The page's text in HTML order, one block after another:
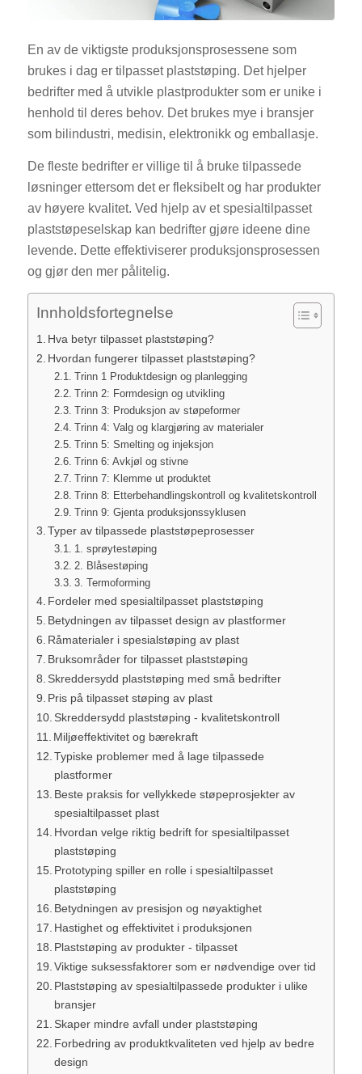
En av de viktigste produksjonsprosessene som
brukes i dag er tilpasset plaststøping. Det hjelper
bedrifter med å utvikle plastprodukter som er unike i
henhold til deres behov. Det brukes mye i bransjer
som bilindustri, medisin, elektronikk og emballasje.
De fleste bedrifter er villige til å bruke tilpassede
løsninger ettersom det er fleksibelt og har produkter
av høyere kvalitet. Ved hjelp av et spesialtilpasset
plaststøpeselskap kan bedrifter gjøre ideene dine
levende. Dette effektiviserer produksjonsprosessen
og gjør den mer pålitelig.
Innholdsfortegnelse
Hva betyr tilpasset plaststøping?
Hvordan fungerer tilpasset plaststøping?
Trinn 1 Produktdesign og planlegging
Trinn 2: Formdesign og utvikling
Trinn 3: Produksjon av støpeformer
Trinn 4: Valg og klargjøring av materialer
Trinn 5: Smelting og injeksjon
Trinn 6: Avkjøl og stivne
Trinn 7: Klemme ut produktet
Trinn 8: Etterbehandlingskontroll og kvalitetskontroll
Trinn 9: Gjenta produksjonssyklusen
Typer av tilpassede plaststøpeprosesser
1. sprøytestøping
2. Blåsestøping
3. Termoforming
Fordeler med spesialtilpasset plaststøping
Betydningen av tilpasset design av plastformer
Råmaterialer i spesialstøping av plast
Bruksområder for tilpasset plaststøping
Skreddersydd plaststøping med små bedrifter
Pris på tilpasset støping av plast
Skreddersydd plaststøping - kvalitetskontroll
Miljøeffektivitet og bærekraft
Typiske problemer med å lage tilpassede
plastformer
Beste praksis for vellykkede støpeprosjekter av
spesialtilpasset plast
Hvordan velge riktig bedrift for spesialtilpasset
plaststøping
Prototyping spiller en rolle i spesialtilpasset
plaststøping
Betydningen av presisjon og nøyaktighet
Hastighet og effektivitet i produksjonen
Plaststøping av produkter - tilpasset
Viktige suksessfaktorer som er nødvendige over tid
Plaststøping av spesialtilpassede produkter i ulike
bransjer
Skaper mindre avfall under plaststøping
Forbedring av produktkvaliteten ved hjelp av bedre
design